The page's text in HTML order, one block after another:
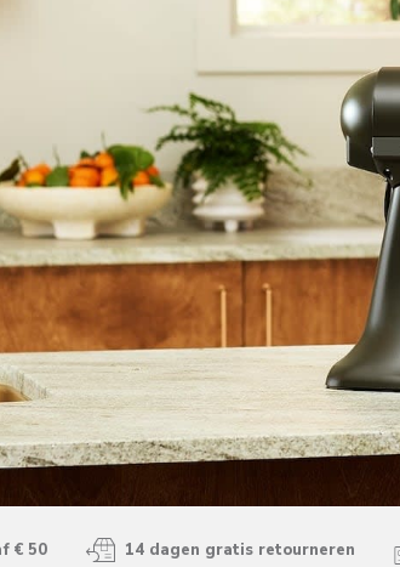
€ 50 14 dagen gratis retourneren